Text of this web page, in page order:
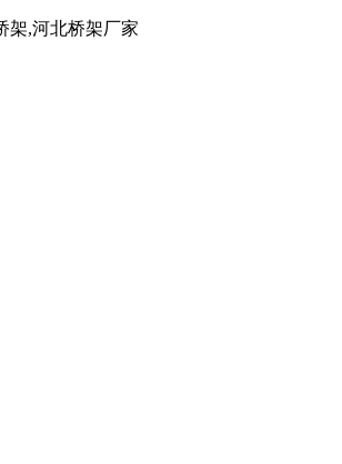
架,河北桥架厂家